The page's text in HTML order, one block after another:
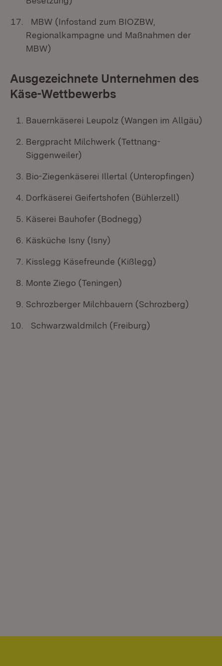
MBW (Infostand zum BIOZBW,
Regionalkampagne und Maßnahmen der
MBW)
Ausgezeichnete Unternehmen des
Käse-Wettbewerbs
Bauernkäserei Leupolz (Wangen im Allgäu)
Bergpracht Milchwerk (Tettnang-
Siggenweiler)
Bio-Ziegenkäserei Illertal (Unteropfingen)
Dorfkäserei Geifertshofen (Bühlerzell)
Käserei Bauhofer (Bodnegg)
Käsküche Isny (Isny)
Kisslegg Käsefreunde (Kißlegg)
Monte Ziego (Teningen)
Schrozberger Milchbauern (Schrozberg)
Schwarzwaldmilch (Freiburg)